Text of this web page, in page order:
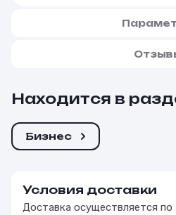
Находится в
Бизнес
Условия доставки
Доставка осуществляется по